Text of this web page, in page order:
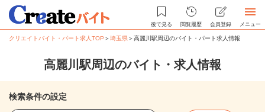
後で見る 閲覧履歴 会員登録 メニュー
クリエイトバイト・パート求人TOP ＞埼玉県＞高麗川駅周辺のバイト・パート求人情報
高麗川駅周辺のバイト・求人情報
検索条件の設定